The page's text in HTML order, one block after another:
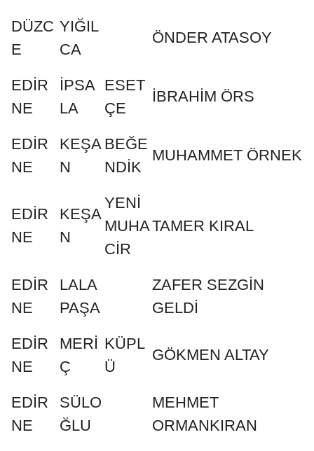
DÜZC
E
YIĞIL
CA
ÖNDER ATASOY
EDİR
NE
İPSA
LA
ESET
ÇE
İBRAHİM ÖRS
EDİR
NE
KEŞA
N
BEĞE
NDİK
MUHAMMET ÖRNEK
EDİR
NE
KEŞA
N
YENİ
MUHA
CİR
TAMER KIRAL
EDİR
NE
LALA
PAŞA
ZAFER SEZGİN
GELDİ
EDİR
NE
MERİ
Ç
KÜPL
Ü
GÖKMEN ALTAY
EDİR
NE
SÜLO
ĞLU
MEHMET
ORMANKIRAN